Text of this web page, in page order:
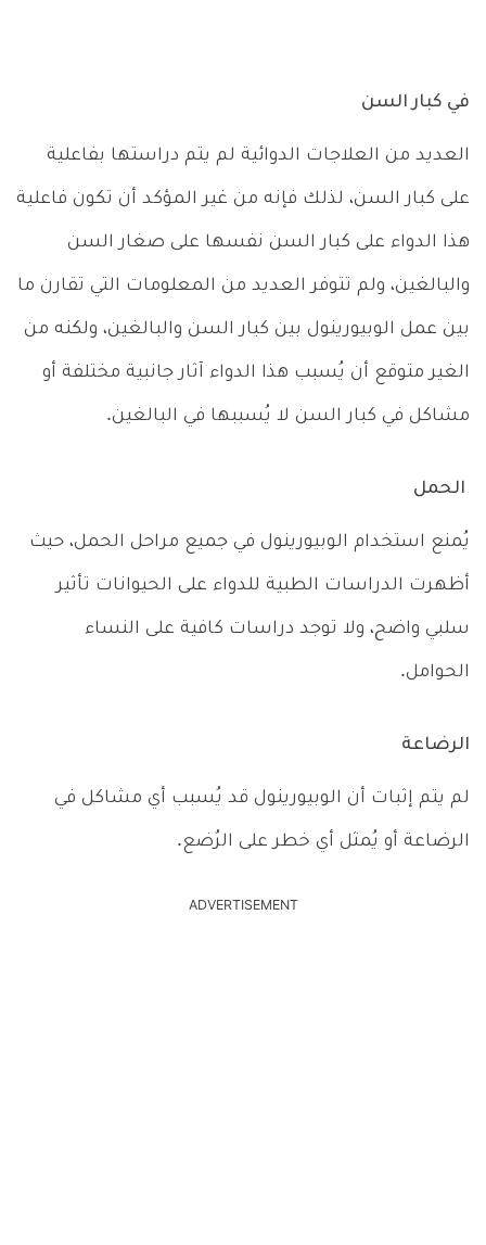
في كبار السن
العديد من العلاجات الدوائية لم يتم دراستها بفاعلية
على كبار السن، لذلك فإنه من غير المؤكد أن تكون فاعلية
هذا الدواء على كبار السن نفسها على صغار السن
والبالغين، ولم تتوفر العديد من المعلومات التي تقارن ما
بين عمل الوبيورينول بين كبار السن والبالغين، ولكنه من
الغير متوقع أن يُسبب هذا الدواء آثار جانبية مختلفة أو
مشاكل في كبار السن لا يُسببها في البالغين.
الحمل
يُمنع استخدام الوبيورينول في جميع مراحل الحمل، حيث
أظهرت الدراسات الطبية للدواء على الحيوانات تأثير
سلبي واضح، ولا توجد دراسات كافية على النساء
الحوامل.
الرضاعة
لم يتم إثبات أن الوبيورينول قد يُسبب أي مشاكل في
الرضاعة أو يُمثل أي خطر على الرُضع.
ADVERTISEMENT